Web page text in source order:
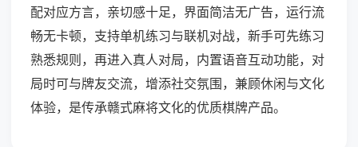
配对应方言，亲切感十足，界面简洁无广告，运行流
畅无卡顿，支持单机练习与联机对战，新手可先练习
熟悉规则，再进入真人对局，内置语音互动功能，对
局时可与牌友交流，增添社交氛围，兼顾休闲与文化
体验，是传承赣式麻将文化的优质棋牌产品。